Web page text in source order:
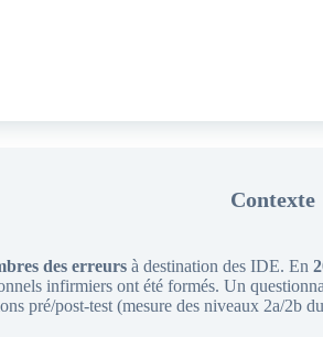
Contexte
des erreurs à destination des IDE. En
infirmiers ont été formés. Un
pré/post-test (mesure des niveaux 2a/2b